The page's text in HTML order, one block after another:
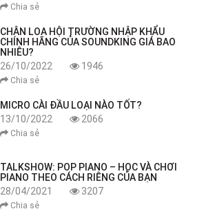
Chia sẻ
CHÂN LOA HỘI TRƯỜNG NHẬP KHẨU
CHÍNH HÃNG CỦA SOUNDKING GIÁ BAO
NHIÊU?
26/10/2022
1946
Chia sẻ
MICRO CÀI ĐẦU LOẠI NÀO TỐT?
13/10/2022
2066
Chia sẻ
TALKSHOW: POP PIANO – HỌC VÀ CHƠI
PIANO THEO CÁCH RIÊNG CỦA BẠN
28/04/2021
3207
Chia sẻ